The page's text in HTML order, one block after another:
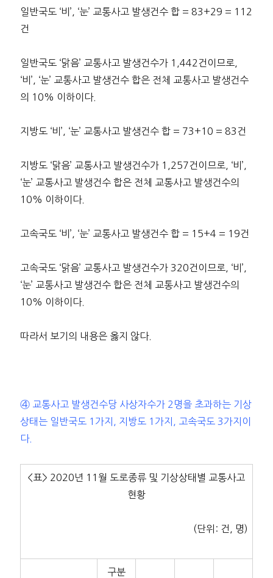
일반국도 ‘비’, ‘눈’ 교통사고 발생건수 합 = 83+29 = 112
건
일반국도 ‘맑음’ 교통사고 발생건수가 1,442건이므로,
‘비’, ‘눈’ 교통사고 발생건수 합은 전체 교통사고 발생건수
의 10% 이하이다.
지방도 ‘비’, ‘눈’ 교통사고 발생건수 합 = 73+10 = 83건
지방도 ‘맑음’ 교통사고 발생건수가 1,257건이므로, ‘비’,
‘눈’ 교통사고 발생건수 합은 전체 교통사고 발생건수의
10% 이하이다.
고속국도 ‘비’, ‘눈’ 교통사고 발생건수 합 = 15+4 = 19건
고속국도 ‘맑음’ 교통사고 발생건수가 320건이므로, ‘비’,
‘눈’ 교통사고 발생건수 합은 전체 교통사고 발생건수의
10% 이하이다.
따라서 보기의 내용은 옳지 않다.
④ 교통사고 발생건수당 사상자수가 2명을 초과하는 기상
상태는 일반국도 1가지, 지방도 1가지, 고속국도 3가지이
다.
<표> 2020년 11월 도로종류 및 기상상태별 교통사고
현황
(단위: 건, 명)
구분